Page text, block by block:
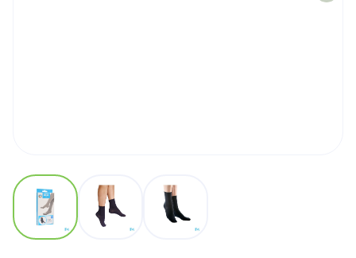
View larger imageView larger imageView larger image